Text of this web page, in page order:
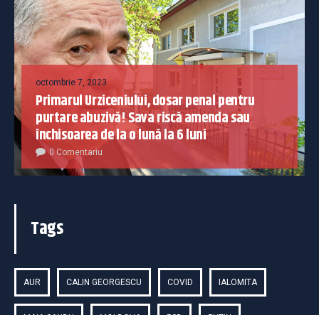
octombrie 7, 2023
Primarul Urziceniului, dosar penal pentru
purtare abuzivă! Sava riscă amenda sau
închisoarea de la o lună la 6 luni
0 Comentariu
Tags
AUR CALIN GEORGESCU COVID IALOMITA